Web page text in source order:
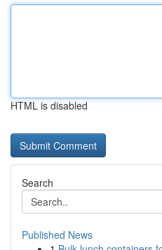
HTML is disabled
Search
Published News